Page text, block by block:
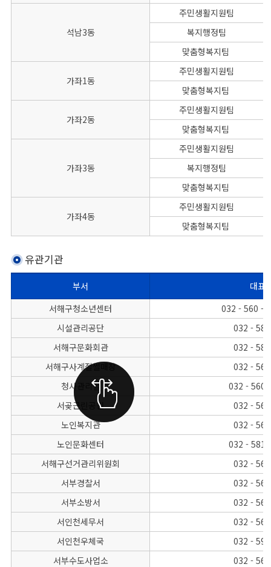
석남3동
주민생활지원팀
복지행정팀
맞춤형복지팀
가좌1동
주민생활지원팀
맞춤형복지팀
가좌2동
주민생활지원팀
맞춤형복지팀
가좌3동
주민생활지원팀
복지행정팀
맞춤형복지팀
가좌4동
주민생활지원팀
맞춤형복지팀
유관기관
유관기관의 각 부서별, 대표전화, FAX번호를 나타낸 표
부서
대표
서해구청소년센터
032 - 560 -
시설관리공단
032 -
서해구문화회관
032 -
서해구사계절썰매장
032 -
청사관리실
032 - 560
서곶근린공원
032 -
노인복지관
032 -
노인문화센터
032 - 581
서해구선거관리위원회
032 -
서부경찰서
032 -
서부소방서
032 -
서인천세무서
032 -
서인천우체국
032 -
서부수도사업소
032 -